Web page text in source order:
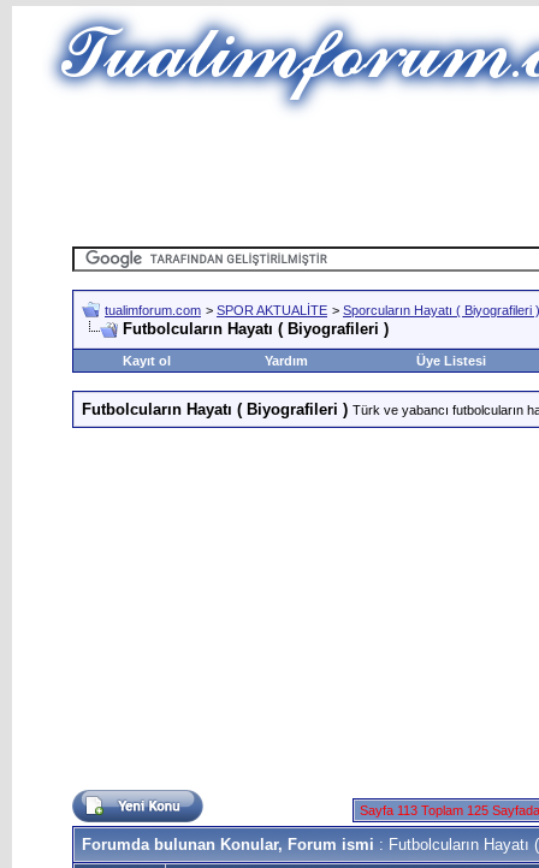
tualimforum.com > SPOR AKTUALİTE > Sporcuların Hayatı ( Biyografileri )
Futbolcuların Hayatı ( Biyografileri )
Kayıt ol Yardım Üye Listesi
Futbolcuların Hayatı ( Biyografileri ) Türk ve yabancı futbolcuların
Sayfa 113 Toplam 125
Forumda bulunan Konular, Forum ismi : Futbolcuların Hayatı